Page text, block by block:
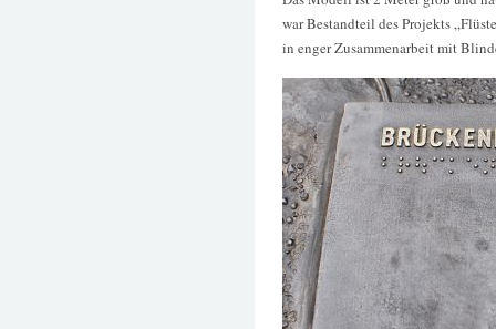
war Bestandteil des Projekts
in enger Zusammenarbeit mit